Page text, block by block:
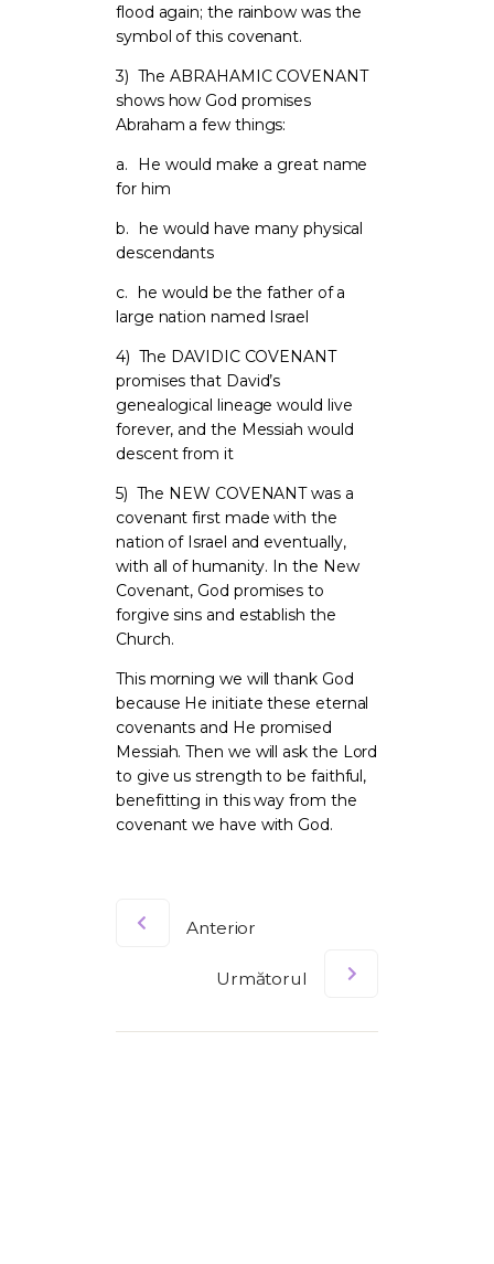
flood again; the rainbow was the
symbol of this covenant.
3) The ABRAHAMIC COVENANT
shows how God promises
Abraham a few things:
a.
He would make a great name
for him
b. he would have many physical
descendants
c. he would be the father of a
large nation named Israel
4) The DAVIDIC COVENANT
promises that David’s
genealogical lineage would live
forever, and the Messiah would
descent from it
5) The NEW COVENANT was a
covenant first made with the
nation of Israel and eventually,
with all of humanity. In the New
Covenant, God promises to
forgive sins and establish the
Church.
This morning we will thank God
because He initiate these eternal
covenants and He promised
Messiah. Then we will ask the Lord
to give us strength to be faithful,
benefitting in this way from the
covenant we have with God.
Anterior
Următorul